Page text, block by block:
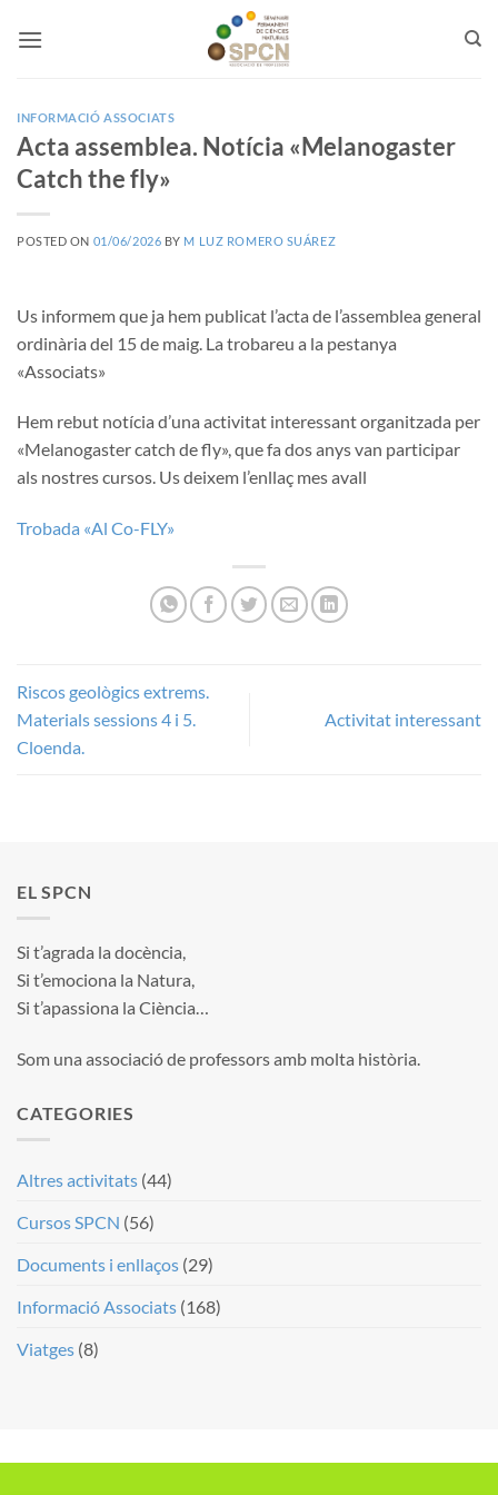
INFORMACIÓ ASSOCIATS
Acta assemblea. Notícia «Melanogaster
Catch the fly»
POSTED ON 01/06/2026 BY M LUZ ROMERO SUÁREZ
Us informem que ja hem publicat l’acta de l’assemblea general
ordinària del 15 de maig. La trobareu a la pestanya
«Associats»
Hem rebut notícia d’una activitat interessant organitzada per
«Melanogaster catch de fly», que fa dos anys van participar
als nostres cursos. Us deixem l’enllaç mes avall
Trobada «Al Co-FLY»
Riscos geològics extrems.
Materials sessions 4 i 5.
Cloenda.
Activitat interessant
EL SPCN
Si t’agrada la docència,
Si t’emociona la Natura,
Si t’apassiona la Ciència…
Som una associació de professors amb molta història.
CATEGORIES
Altres activitats (44)
Cursos SPCN (56)
Documents i enllaços (29)
Informació Associats (168)
Viatges (8)